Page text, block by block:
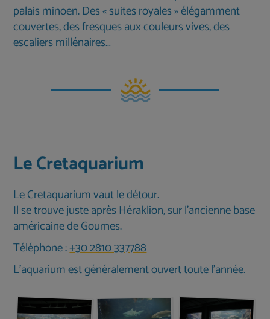
palais minoen. Des « suites royales » élégamment
couvertes, des fresques aux couleurs vives, des
escaliers millénaires…
Le Cretaquarium
Le Cretaquarium vaut le détour.
Il se trouve juste après Héraklion, sur l'ancienne base
américaine de Gournes.
Téléphone :+30 2810 337788
L'aquarium est généralement ouvert toute l'année.